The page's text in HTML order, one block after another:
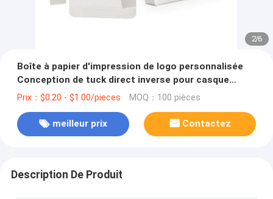
2/6
Boîte à papier d'impression de logo personnalisée
Conception de tuck direct inverse pour casque
casque
Prix：$0.20 - $1.00/pieces MOQ：100 pièces
meilleur prix Contactez
Description De Produit